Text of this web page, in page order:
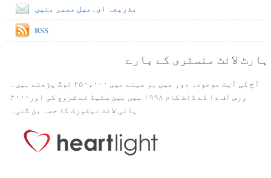
بذریعہ ای۔میل ممبر بنیں
RSS
ہارٹ لائٹ منسٹری کے بارے
آج کی آیت موجودہ دور میں ہر مہنے میں ۲۵۰،۰۰۰ لوگ پڑھتے ہیں۔
ورس آف دا ڈے ڈاٹ کام ۱۹۹۸ میں بین سٹیڈ نے شروع کی اور۲۰۰۰
ہائی لائٹ نیٹورک کا حصہ بن گئی۔